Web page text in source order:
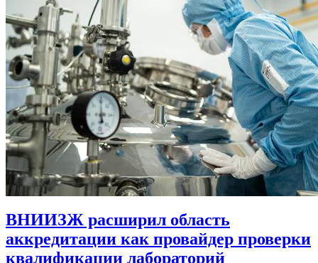
ВНИИЗЖ расширил область
аккредитации как провайдер проверки
квалификации лабораторий